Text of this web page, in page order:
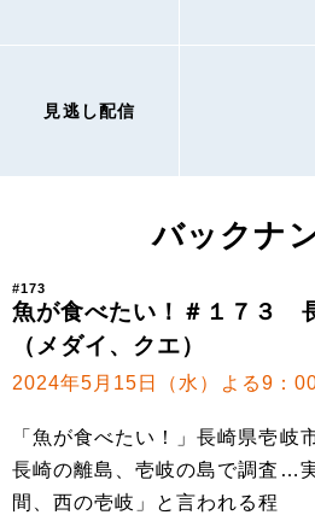
見逃し配信
バックナ
#173
魚が食べたい！＃１７３
（メダイ、クエ）
2024年5月15日（水）よる9：
「魚が食べたい！」長崎県壱岐
長崎の離島、壱岐の島で調査…
間、西の壱岐」と言われる程